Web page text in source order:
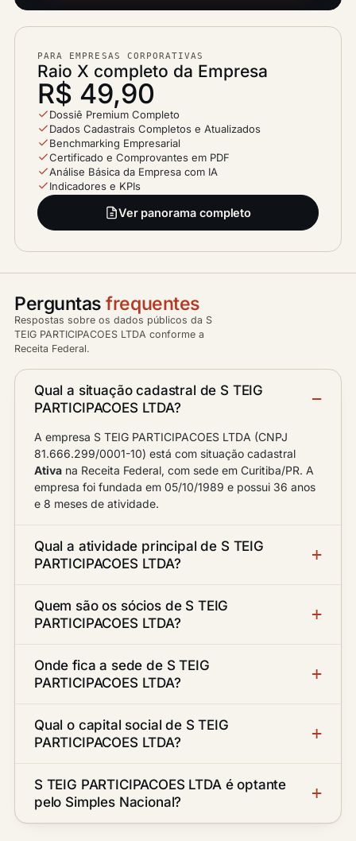
PARA EMPRESAS CORPORATIVAS
Raio X completo da Empresa
R$ 49,90
Dossiê Premium Completo
Dados Cadastrais Completos e Atualizados
Benchmarking Empresarial
Certificado e Comprovantes em PDF
Análise Básica da Empresa com IA
Indicadores e KPIs
Ver panorama completo
Perguntasfrequentes
Respostas sobre os dados públicos da S
TEIG PARTICIPACOES LTDA conforme a
Receita Federal.
Qual a situação cadastral de S TEIG
PARTICIPACOES LTDA?
A empresa S TEIG PARTICIPACOES LTDA (CNPJ
81.666.299/0001-10) está com situação cadastral
Ativa na Receita Federal, com sede em Curitiba/PR. A
empresa foi fundada em 05/10/1989 e possui 36 anos
e 8 meses de atividade.
Qual a atividade principal de S TEIG
PARTICIPACOES LTDA?
Quem são os sócios de S TEIG
PARTICIPACOES LTDA?
Onde fica a sede de S TEIG
PARTICIPACOES LTDA?
Qual o capital social de S TEIG
PARTICIPACOES LTDA?
S TEIG PARTICIPACOES LTDA é optante
pelo Simples Nacional?